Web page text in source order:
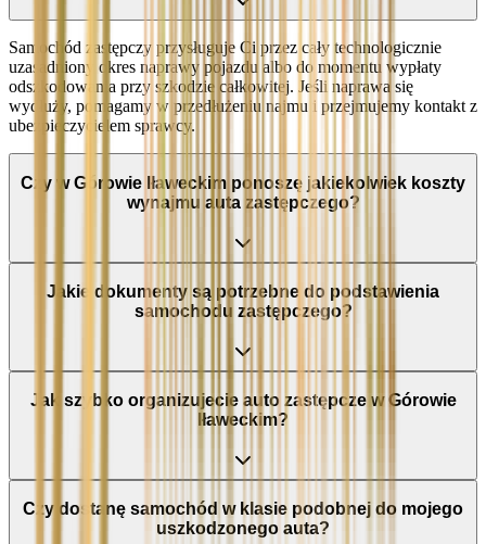
Samochód zastępczy przysługuje Ci przez cały technologicznie
uzasadniony okres naprawy pojazdu albo do momentu wypłaty
odszkodowania przy szkodzie całkowitej. Jeśli naprawa się
wydłuży, pomagamy w przedłużeniu najmu i przejmujemy kontakt z
ubezpieczycielem sprawcy.
Czy w Górowie Iławeckim ponoszę jakiekolwiek koszty
wynajmu auta zastępczego?
Jakie dokumenty są potrzebne do podstawienia
samochodu zastępczego?
Jak szybko organizujecie auto zastępcze w Górowie
Iławeckim?
Czy dostanę samochód w klasie podobnej do mojego
uszkodzonego auta?